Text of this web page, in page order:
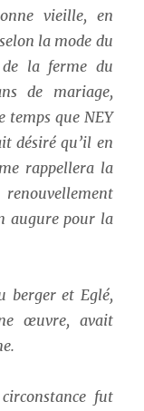
vieille, en
la mode du
de la ferme du
de mariage,
temps que NEY
désiré qu’il en
rappellera la
augure pour la
berger et Eglé,
œuvre, avait
fut